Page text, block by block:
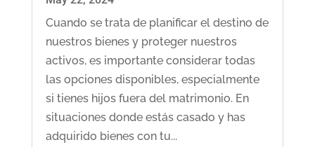
Cuando se trata de planificar el destino de
nuestros bienes y proteger nuestros
activos, es importante considerar todas
las opciones disponibles, especialmente
si tienes hijos fuera del matrimonio. En
situaciones donde estás casado y has
adquirido bienes con tu...